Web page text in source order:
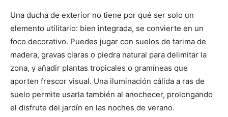
Una ducha de exterior no tiene por qué ser solo un
elemento utilitario: bien integrada, se convierte en un
foco decorativo. Puedes jugar con suelos de tarima de
madera, gravas claras o piedra natural para delimitar la
zona, y añadir plantas tropicales o gramíneas que
aporten frescor visual. Una iluminación cálida a ras de
suelo permite usarla también al anochecer, prolongando
el disfrute del jardín en las noches de verano.